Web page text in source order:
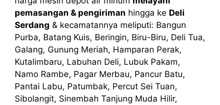
pemasangan & pengiriman hingga ke Deli
Serdang & kecamatannya meliputi: Bangun
Purba, Batang Kuis, Beringin, Biru-Biru, Deli Tua,
Galang, Gunung Meriah, Hamparan Perak,
Kutalimbaru, Labuhan Deli, Lubuk Pakam,
Namo Rambe, Pagar Merbau, Pancur Batu,
Pantai Labu, Patumbak, Percut Sei Tuan,
Sibolangit, Sinembah Tanjung Muda Hilir,